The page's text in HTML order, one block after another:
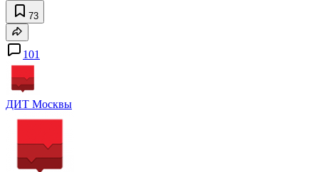
73
101
ДИТ Москвы